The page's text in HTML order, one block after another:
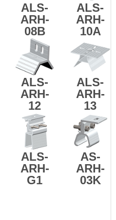
ALS-
ARH-
08B
ALS-
ARH-
10A
ALS-
ARH-
12
ALS-
ARH-
13
ALS-
ARH-
G1
AS-
ARH-
03K